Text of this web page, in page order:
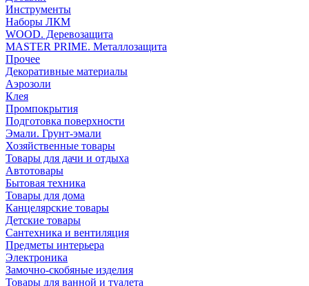
Инструменты
Наборы ЛКМ
WOOD. Деревозащита
MASTER PRIME. Металлозащита
Прочее
Декоративные материалы
Аэрозоли
Клея
Промпокрытия
Подготовка поверхности
Эмали. Грунт-эмали
Хозяйственные товары
Товары для дачи и отдыха
Автотовары
Бытовая техника
Товары для дома
Канцелярские товары
Детские товары
Сантехника и вентиляция
Предметы интерьера
Электроника
Замочно-скобяные изделия
Товары для ванной и туалета